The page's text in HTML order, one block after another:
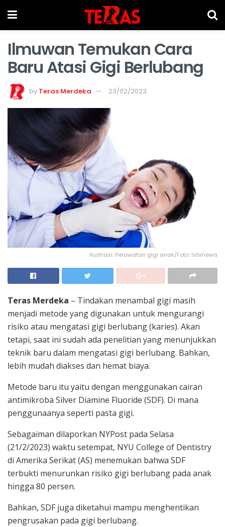
Ilmuwan Temukan Cara
Baru Atasi Gigi Berlubang
by Teras Merdeka 23/02/2023
Ilustrasi: Perawatan gigi anak/Foto: Istimewa
Teras Merdeka – Tindakan menambal gigi masih
menjadi metode yang digunakan untuk mengurangi
risiko atau mengatasi gigi berlubang (karies). Akan
tetapi, saat ini sudah ada penelitian yang menunjukkan
teknik baru dalam mengatasi gigi berlubang. Bahkan,
lebih mudah diakses dan hemat biaya.
Metode baru itu yaitu dengan menggunakan cairan
antimikroba Silver Diamine Fluoride (SDF). Di mana
penggunaanya seperti pasta gigi.
Sebagaiman dilaporkan NYPost pada Selasa
(21/2/2023) waktu setempat, NYU College of Dentistry
di Amerika Serikat (AS) menemukan bahwa SDF
terbukti menurunkan risiko gigi berlubang pada anak
hingga 80 persen.
Bahkan, SDF juga diketahui mampu menghentikan
pengrusakan pada gigi berlubang.